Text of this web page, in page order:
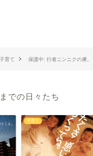
子育て 保護中: 行者ニンニクの虜。
での日々たち
子育て